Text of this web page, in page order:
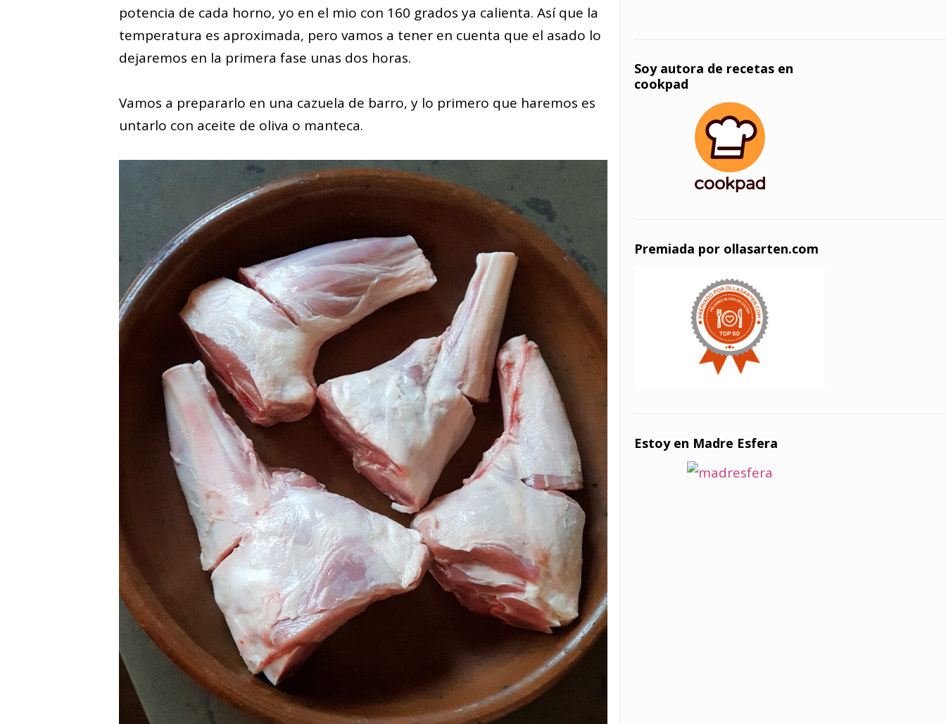
potencia de cada horno, yo en el mio con 160 grados ya calienta. Así que la
temperatura es aproximada, pero vamos a tener en cuenta que el asado lo
dejaremos en la primera fase unas dos horas.
Vamos a prepararlo en una cazuela de barro, y lo primero que haremos es
untarlo con aceite de oliva o manteca.
Soy autora de recetas en
cookpad
Premiada por ollasarten.com
Estoy en Madre Esfera